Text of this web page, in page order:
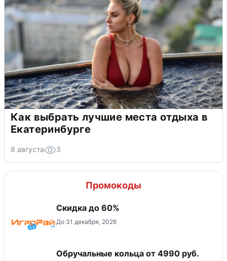
Как выбрать лучшие места отдыха в
Екатеринбурге
8 августа 3
Промокоды
Скидка до 60%
До 31 декабря, 2026
Обручальные кольца от 4990 руб.